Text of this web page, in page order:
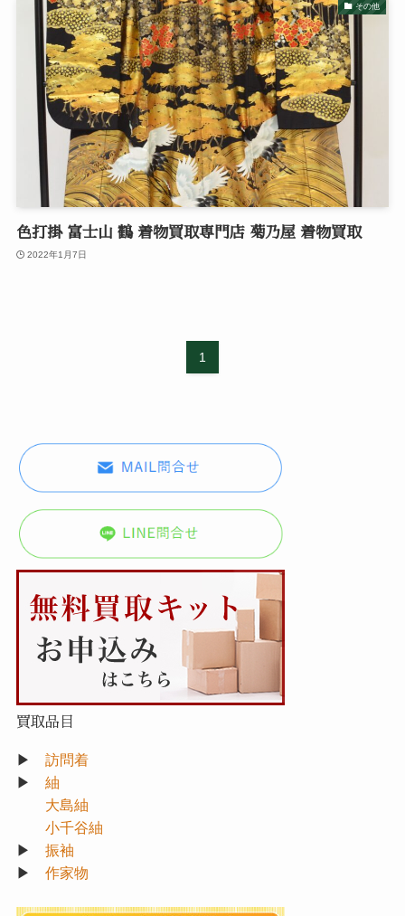
その他
色打掛 富士山 鶴 着物買取専門店 菊乃屋 着物買取
2022年1月7日
1
買取品目
▶ 訪問着
▶ 紬
大島紬
小千谷紬
▶ 振袖
▶ 作家物